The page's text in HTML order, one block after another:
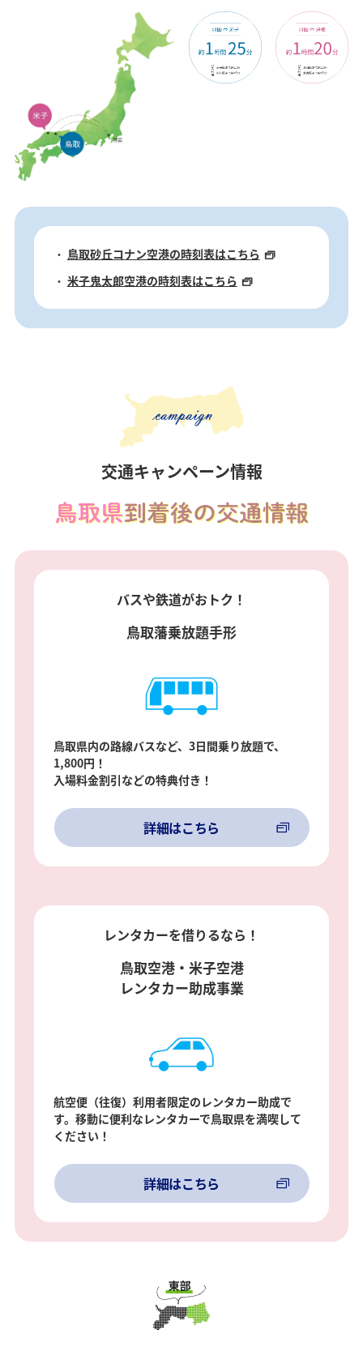
鳥取砂丘コナン空港の時刻表はこちら
米子鬼太郎空港の時刻表はこちら
交通キャンペーン情報
バスや鉄道がおトク！
鳥取藩乗放題手形
鳥取県内の路線バスなど、3日間乗り放題で、
1,800円！
入場料金割引などの特典付き！
詳細はこちら
レンタカーを借りるなら！
鳥取空港・米子空港
レンタカー助成事業
航空便（往復）利用者限定のレンタカー助成で
す。移動に便利なレンタカーで鳥取県を満喫して
ください！
詳細はこちら